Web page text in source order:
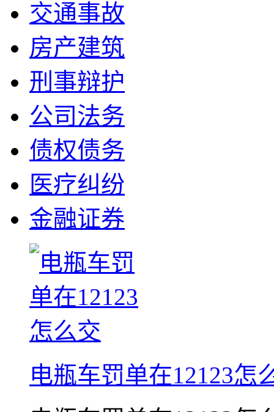
交通事故
房产建筑
刑事辩护
公司法务
债权债务
医疗纠纷
金融证券
电瓶车罚单在12123怎